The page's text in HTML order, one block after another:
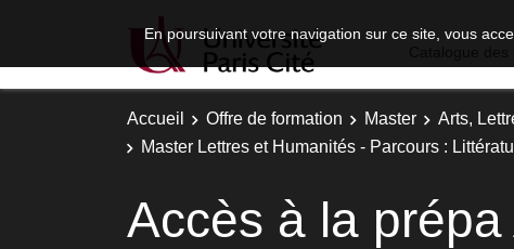
En poursuivant votre navigation sur ce site, vous
Accueil Offre de formation Master Arts,
Master Lettres et Humanités - Parcours :
Accès à la